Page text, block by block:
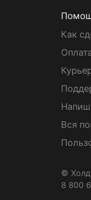
Как
Вся
©
8 800